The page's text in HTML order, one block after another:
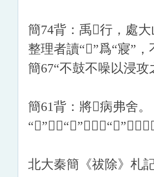
簡74背：禹𡨦行，處
整理者讀“𡨦”爲“寢”
簡67“不鼓不噪以浸攻
簡61背：將𤸆病弗舍。
“𤸆”應是“𤵸”之訛，“𤵸”即癃字
北大秦簡《祓除》札